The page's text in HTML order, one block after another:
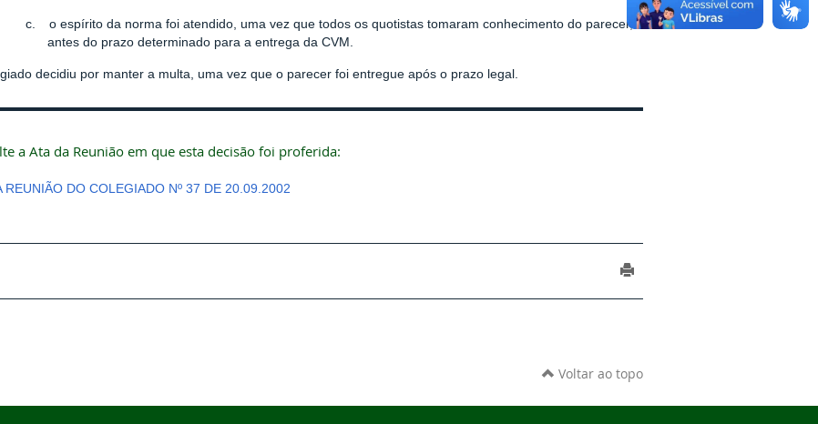
c.
o espírito da norma foi atendido, uma vez que todos os quotistas tomaram conhecimento do parecer,
antes do prazo determinado para a entrega da CVM.
decidiu por manter a multa, uma vez que o parecer foi entregue após o prazo legal.
a Ata da Reunião em que esta decisão foi proferida:
REUNIÃO DO COLEGIADO Nº 37 DE 20.09.2002
Voltar ao topo